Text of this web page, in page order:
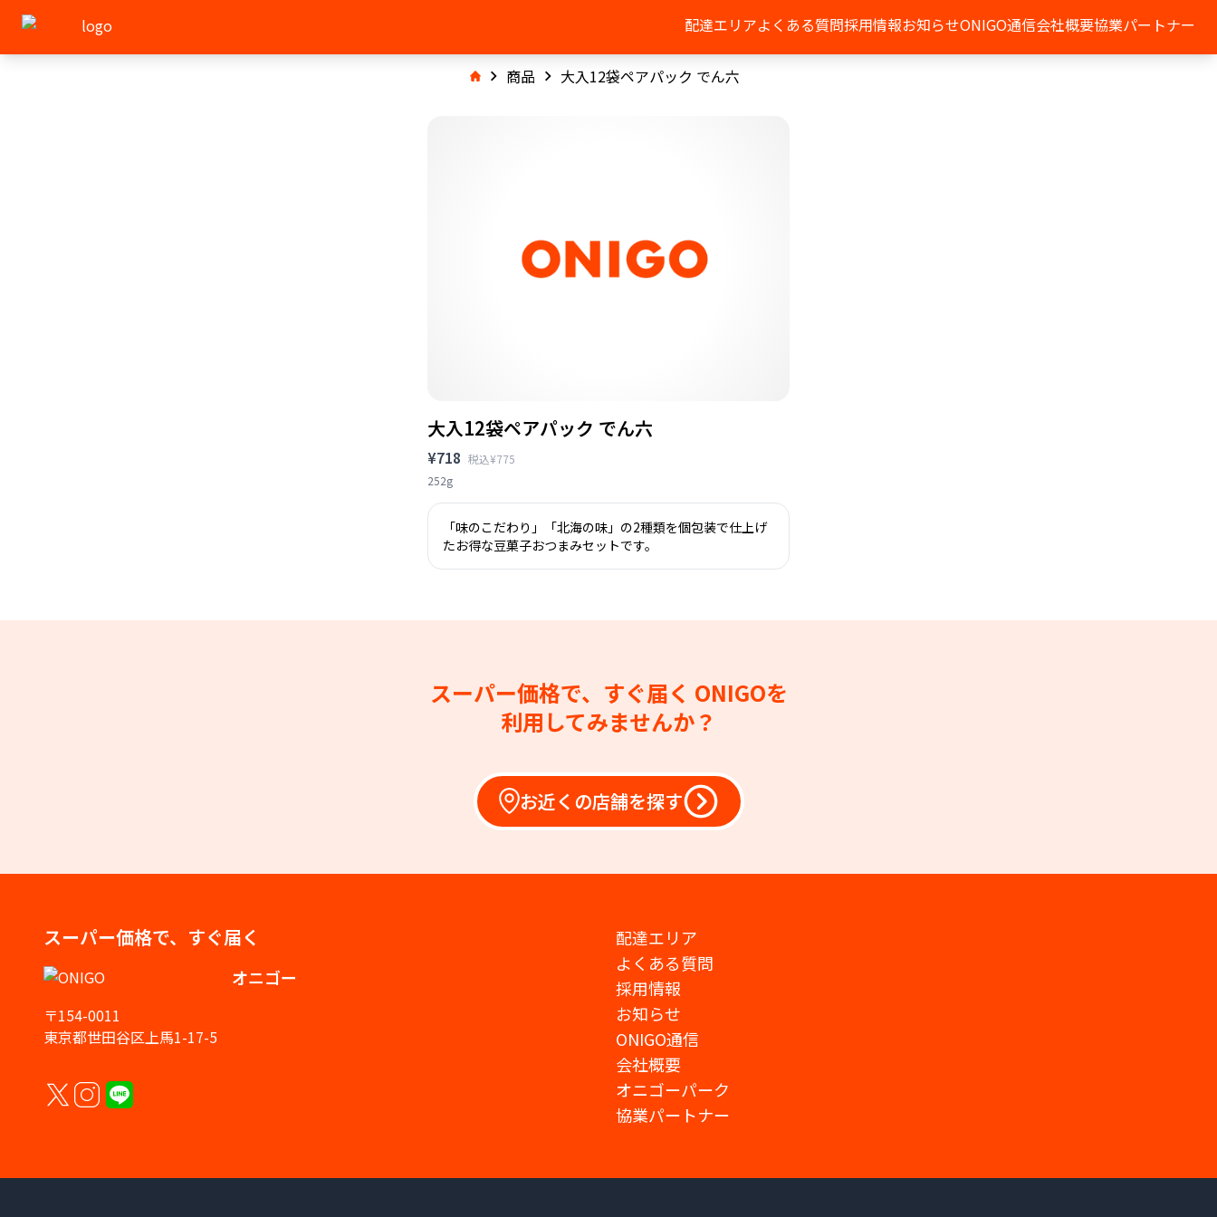
配達エリアよくある質問採用情報お知らせONIGO通信会社概要協業パートナー
商品 大入12袋ペアパック でん六
大入12袋ペアパック でん六
¥718 税込¥775
252g
「味のこだわり」「北海の味」の2種類を個包装で仕上げ
たお得な豆菓子おつまみセットです。
スーパー価格で、すぐ届く ONIGOを
利用してみませんか？
お近くの店舗を探す
スーパー価格で、すぐ届く
オニゴー
〒154-0011
東京都世田谷区上馬1-17-5
配達エリア
よくある質問
採用情報
お知らせ
ONIGO通信
会社概要
オニゴーパーク
協業パートナー